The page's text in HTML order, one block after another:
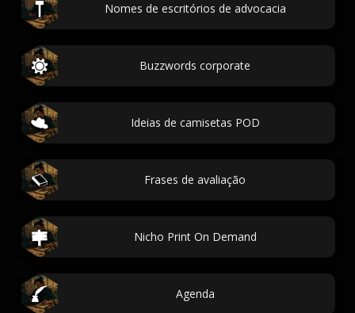
Nomes de escritórios de advocacia
Buzzwords corporate
Ideias de camisetas POD
Frases de avaliação
Nicho Print On Demand
Agenda